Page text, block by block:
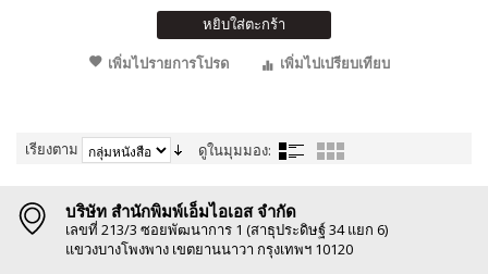
หยิบใส่ตะกร้า
เพิ่มไปรายการโปรด
เพิ่มไปเปรียบเทียบ
เรียงตาม ดูในมุมมอง:
บริษัท สำนักพิมพ์เอ็มไอเอส จำกัด
เลขที่ 213/3 ซอยพัฒนาการ 1 (สาธุประดิษฐ์ 34 แยก 6)
แขวงบางโพงพาง เขตยานนาวา กรุงเทพฯ 10120